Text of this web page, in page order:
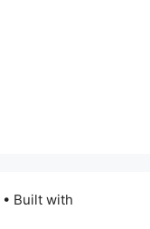
• Built with